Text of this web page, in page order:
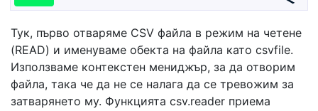
Тук, първо отваряме CSV файла в режим на четене
(READ) и именуваме обекта на файла като csvfile.
Използваме контекстен мениджър, за да отворим
файла, така че да не се налага да се тревожим за
затварянето му. Функцията csv.reader приема